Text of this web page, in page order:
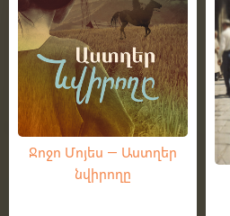
Ջոջո Մոյես — Աստղեր
նվիրողը